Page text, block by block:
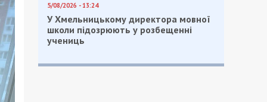
5/08/2026 - 13:24
У Хмельницькому директора мовної
школи підозрюють у розбещенні
учениць